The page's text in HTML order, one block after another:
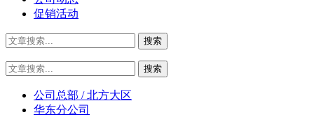
促销活动
公司总部 / 北方大区
华东分公司